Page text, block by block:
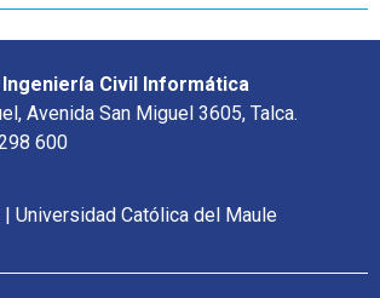
Ingeniería Civil Informática
Avenida San Miguel 3605, Talca.
600
Universidad Católica del Maule